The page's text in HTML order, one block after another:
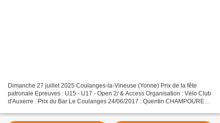
Dimanche 27 juillet 2025 Coulanges-la-Vineuse (Yonne) Prix de la fête
patronale Epreuves : U15 - U17 - Open 2/ & Access Organisation : Vélo Club
d'Auxerre . Prix du Bar Le Coulanges 24/06/2017 : Quentin CHAMPOURET